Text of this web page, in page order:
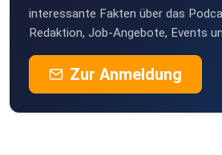
interessante Fakten über das
Redaktion, Job-Angebote, Events
Zur Anmeldung